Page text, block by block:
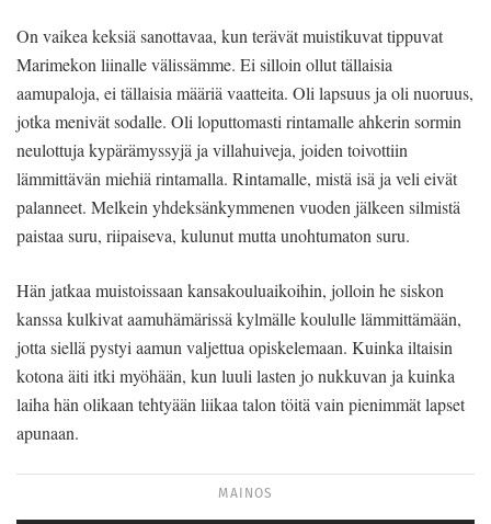
On vaikea keksiä sanottavaa, kun terävät muistikuvat tippuvat
Marimekon liinalle välissämme. Ei silloin ollut tällaisia
aamupaloja, ei tällaisia määriä vaatteita. Oli lapsuus ja oli nuoruus,
jotka menivät sodalle. Oli loputtomasti rintamalle ahkerin sormin
neulottuja kypärämyssyjä ja villahuiveja, joiden toivottiin
lämmittävän miehiä rintamalla. Rintamalle, mistä isä ja veli eivät
palanneet. Melkein yhdeksänkymmenen vuoden jälkeen silmistä
paistaa suru, riipaiseva, kulunut mutta unohtumaton suru.
Hän jatkaa muistoissaan kansakouluaikoihin, jolloin he siskon
kanssa kulkivat aamuhämärissä kylmälle koululle lämmittämään,
jotta siellä pystyi aamun valjettua opiskelemaan. Kuinka iltaisin
kotona äiti itki myöhään, kun luuli lasten jo nukkuvan ja kuinka
laiha hän olikaan tehtyään liikaa talon töitä vain pienimmät lapset
apunaan.
MAINOS